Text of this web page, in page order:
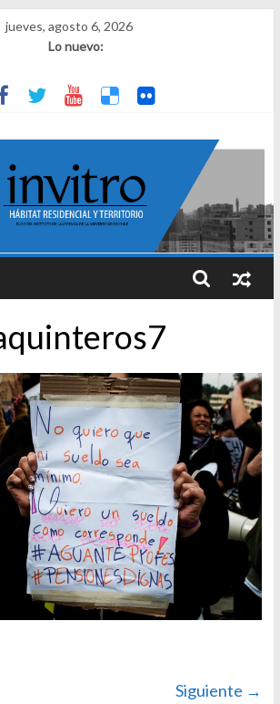
jueves, agosto 6, 2026
Lo nuevo:
pasado
en Dignidad
Siguiente →